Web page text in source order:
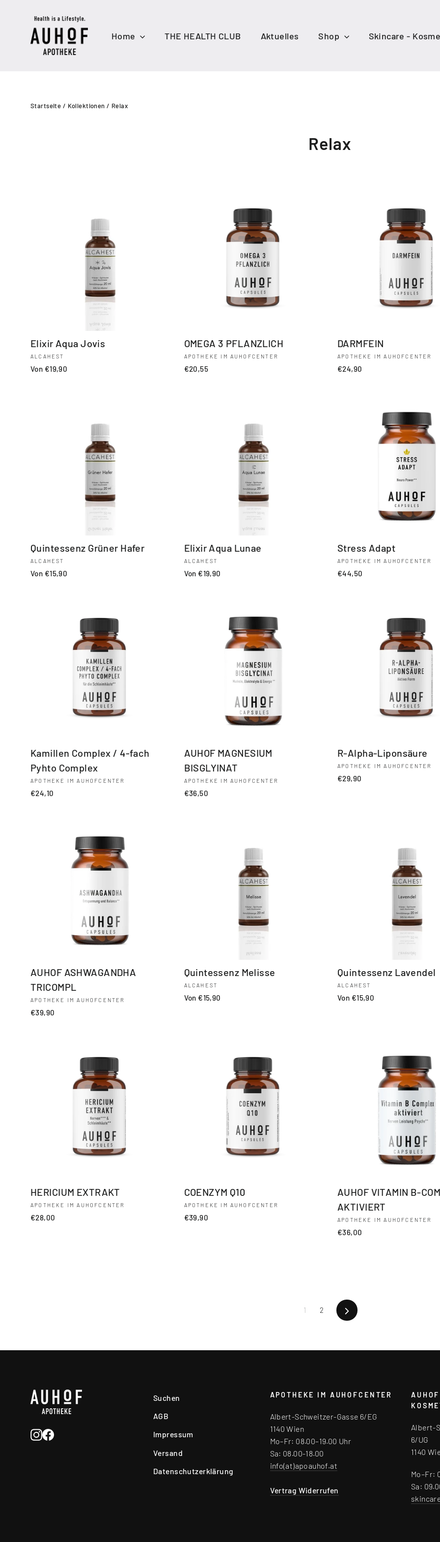
Home THE HEALTH CLUB Aktuelles Shop Skincare -
Startseite / Kollektionen / Relax
Relax
Elixir Aqua Jovis
ALCAHEST
Von €19,90
OMEGA 3 PFLANZLICH
APOTHEKE IM AUHOFCENTER
€20,55
DARMFEIN
APOTHEKE IM AUHOFCENTER
€24,90
Quintessenz Grüner Hafer
ALCAHEST
Von €15,90
Elixir Aqua Lunae
ALCAHEST
Von €19,90
Stress Adapt
APOTHEKE IM AUHOFCENTER
€44,50
Kamillen Complex / 4-fach
Pyhto Complex
APOTHEKE IM AUHOFCENTER
€24,10
AUHOF MAGNESIUM
BISGLYINAT
APOTHEKE IM AUHOFCENTER
€36,50
R-Alpha-Liponsäure
APOTHEKE IM AUHOFCENTER
€29,90
AUHOF ASHWAGANDHA
TRICOMPL
APOTHEKE IM AUHOFCENTER
€39,90
Quintessenz Melisse
ALCAHEST
Von €15,90
Quintessenz Lavendel
ALCAHEST
Von €15,90
HERICIUM EXTRAKT
APOTHEKE IM AUHOFCENTER
€28,00
COENZYM Q10
APOTHEKE IM AUHOFCENTER
€39,90
AUHOF VITAMIN B-
AKTIVIERT
APOTHEKE IM AUHOFCENTER
€36,00
1 2 Vorwärts
Instagram
Facebook
Suchen
AGB
Impressum
Versand
Datenschutzerklärung
APOTHEKE IM AUHOFCENTER
Albert-Schweitzer-Gasse 6/EG
1140 Wien
Mo–Fr: 08.00–19.00 Uhr
Sa: 08.00-18.00
info(at)apoauhof.at
Vertrag Widerrufen
Albert-
6/UG
1140
Mo–Fr:
Sa: